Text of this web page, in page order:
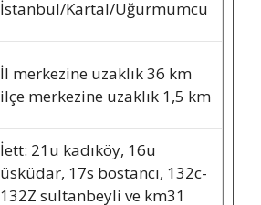
İstanbul/Kartal/Uğurmumcu
İl merkezine uzaklık 36 km
ilçe merkezine uzaklık 1,5 km
İett: 21u kadıköy, 16u
üsküdar, 17s bostancı, 132c-
132Z sultanbeyli ve km31